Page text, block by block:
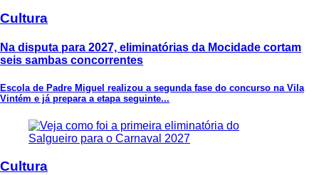
Cultura
Na disputa para 2027, eliminatórias da Mocidade cortam
seis sambas concorrentes
Escola de Padre Miguel realizou a segunda fase do concurso na Vila
Vintém e já prepara a etapa seguinte...
Cultura